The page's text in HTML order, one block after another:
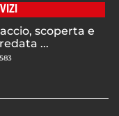
scoperta e
...